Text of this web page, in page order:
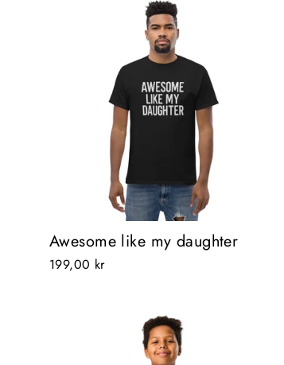
Awesome like my daughter
199,00 kr